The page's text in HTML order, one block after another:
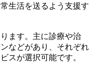
生活を送るよう支援す
ます。主に診療や治
などがあり、それぞれ
スが選択可能です。